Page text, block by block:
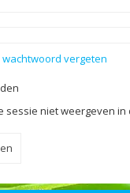
wachtwoord vergeten
sessie niet weergeven